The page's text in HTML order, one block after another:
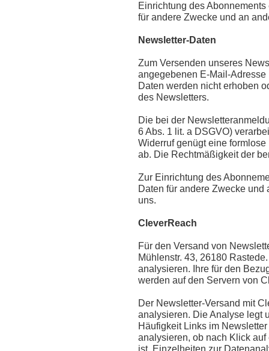
Einrichtung des
für andere Zwecke und an
Newsletter-Daten
Zum Versenden unseres
angegebenen E-Mail-
Daten werden nicht erhoben
des Newsletters.
Die bei der
6 Abs. 1 lit. a DSGVO)
Widerruf genügt eine
ab. Die Rechtmäßigkeit der
Zur Einrichtung des
Daten für andere Zwecke
uns.
CleverReach
Für den Versand von
Mühlenstr. 43, 26180
analysieren. Ihre für den
werden auf den Servern von
Der Newsletter-Versand mit
analysieren. Die Analyse legt
Häufigkeit Links im
analysieren, ob nach Klick
ist. Einzelheiten zur